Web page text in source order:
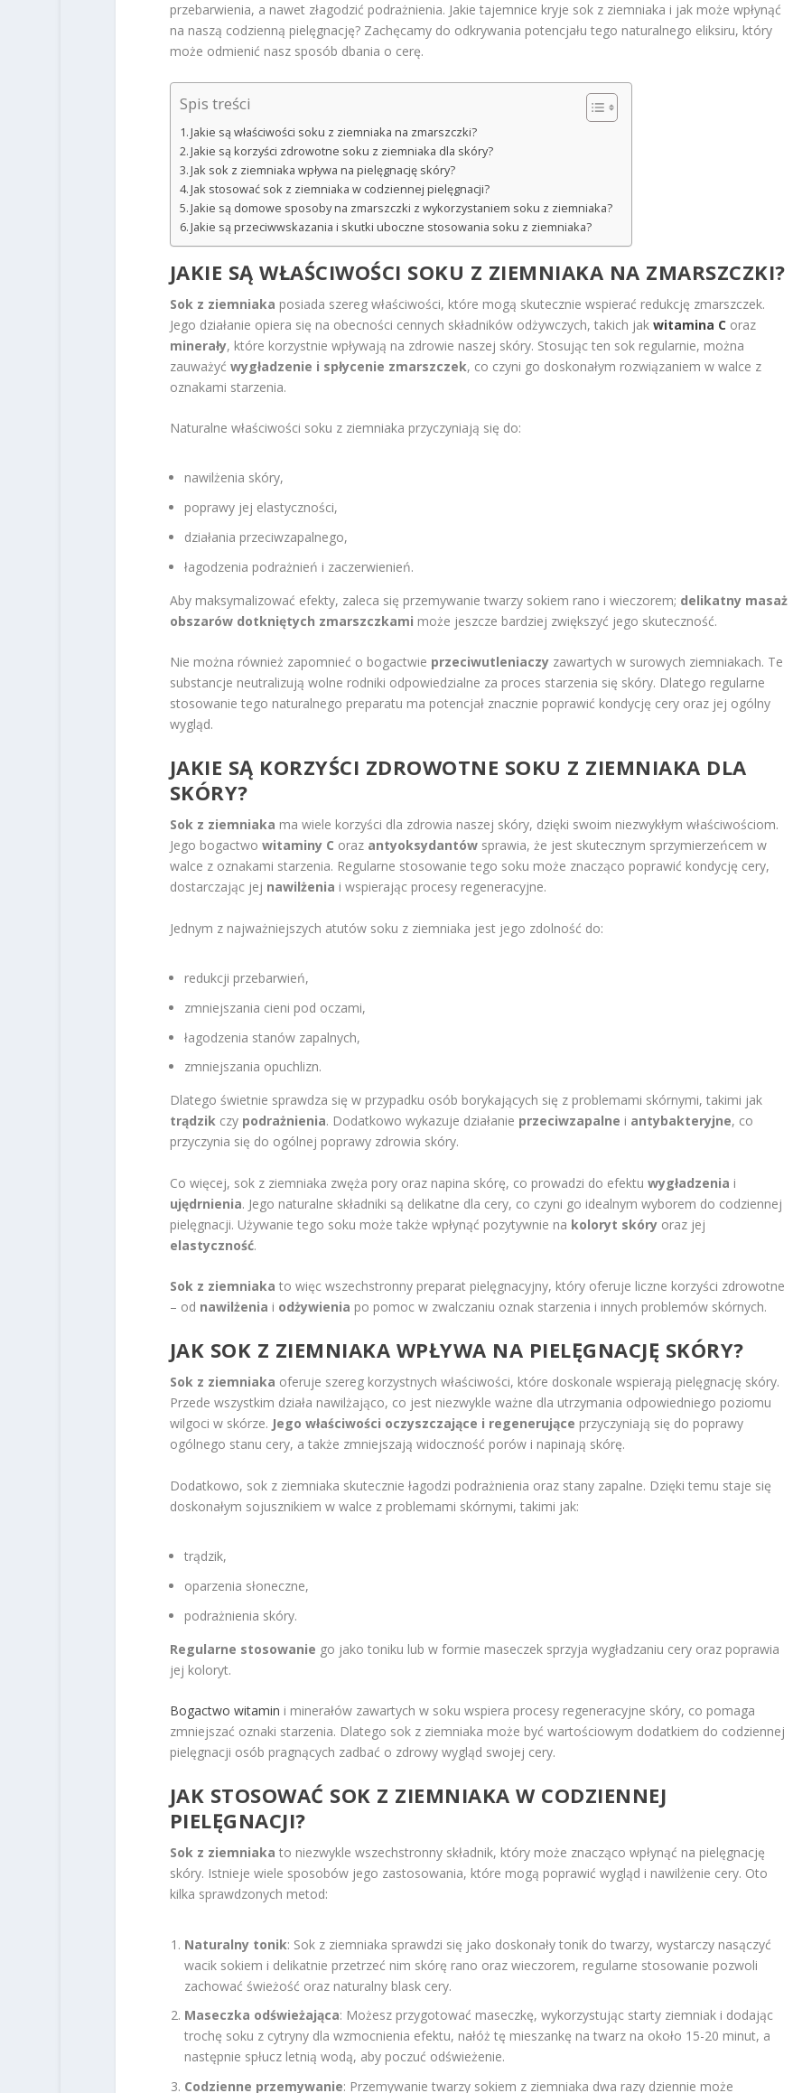
przebarwienia, a nawet złagodzić podrażnienia. Jakie tajemnice kryje sok z ziemniaka i jak może wpłynąć
na naszą codzienną pielęgnację? Zachęcamy do odkrywania potencjału tego naturalnego eliksiru, który
może odmienić nasz sposób dbania o cerę.
Spis treści
Jakie są właściwości soku z ziemniaka na zmarszczki?
Jakie są korzyści zdrowotne soku z ziemniaka dla skóry?
Jak sok z ziemniaka wpływa na pielęgnację skóry?
Jak stosować sok z ziemniaka w codziennej pielęgnacji?
Jakie są domowe sposoby na zmarszczki z wykorzystaniem soku z ziemniaka?
Jakie są przeciwwskazania i skutki uboczne stosowania soku z ziemniaka?
JAKIE SĄ WŁAŚCIWOŚCI SOKU Z ZIEMNIAKA NA ZMARSZCZKI?
Sok z ziemniaka posiada szereg właściwości, które mogą skutecznie wspierać redukcję zmarszczek.
Jego działanie opiera się na obecności cennych składników odżywczych, takich jak witamina C oraz
minerały, które korzystnie wpływają na zdrowie naszej skóry. Stosując ten sok regularnie, można
zauważyć wygładzenie i spłycenie zmarszczek, co czyni go doskonałym rozwiązaniem w walce z
oznakami starzenia.
Naturalne właściwości soku z ziemniaka przyczyniają się do:
nawilżenia skóry,
poprawy jej elastyczności,
działania przeciwzapalnego,
łagodzenia podrażnień i zaczerwienień.
Aby maksymalizować efekty, zaleca się przemywanie twarzy sokiem rano i wieczorem; delikatny masaż
obszarów dotkniętych zmarszczkami może jeszcze bardziej zwiększyć jego skuteczność.
Nie można również zapomnieć o bogactwie przeciwutleniaczyzawartych w surowych ziemniakach. Te
substancje neutralizują wolne rodniki odpowiedzialne za proces starzenia się skóry. Dlatego regularne
stosowanie tego naturalnego preparatu ma potencjał znacznie poprawić kondycję cery oraz jej ogólny
wygląd.
JAKIE SĄ KORZYŚCI ZDROWOTNE SOKU Z ZIEMNIAKA DLA
SKÓRY?
Sok z ziemniaka ma wiele korzyści dla zdrowia naszej skóry, dzięki swoim niezwykłym właściwościom.
Jego bogactwo witaminy C oraz antyoksydantówsprawia, że jest skutecznym sprzymierzeńcem w
walce z oznakami starzenia. Regularne stosowanie tego soku może znacząco poprawić kondycję cery,
dostarczając jej nawilżenia i wspierając procesy regeneracyjne.
Jednym z najważniejszych atutów soku z ziemniaka jest jego zdolność do:
redukcji przebarwień,
zmniejszania cieni pod oczami,
łagodzenia stanów zapalnych,
zmniejszania opuchlizn.
Dlatego świetnie sprawdza się w przypadku osób borykających się z problemami skórnymi, takimi jak
trądzikczy podrażnienia. Dodatkowo wykazuje działanie przeciwzapalne i antybakteryjne, co
przyczynia się do ogólnej poprawy zdrowia skóry.
Co więcej, sok z ziemniaka zwęża pory oraz napina skórę, co prowadzi do efektu wygładzenia i
ujędrnienia. Jego naturalne składniki są delikatne dla cery, co czyni go idealnym wyborem do codziennej
pielęgnacji. Używanie tego soku może także wpłynąć pozytywnie na koloryt skóryoraz jej
elastyczność.
Sok z ziemniaka to więc wszechstronny preparat pielęgnacyjny, który oferuje liczne korzyści zdrowotne
– od nawilżenia i odżywienia po pomoc w zwalczaniu oznak starzenia i innych problemów skórnych.
JAK SOK Z ZIEMNIAKA WPŁYWA NA PIELĘGNACJĘ SKÓRY?
Sok z ziemniaka oferuje szereg korzystnych właściwości, które doskonale wspierają pielęgnację skóry.
Przede wszystkim działa nawilżająco, co jest niezwykle ważne dla utrzymania odpowiedniego poziomu
wilgoci w skórze. Jego właściwości oczyszczające i regenerujące przyczyniają się do poprawy
ogólnego stanu cery, a także zmniejszają widoczność porów i napinają skórę.
Dodatkowo, sok z ziemniaka skutecznie łagodzi podrażnienia oraz stany zapalne. Dzięki temu staje się
doskonałym sojusznikiem w walce z problemami skórnymi, takimi jak:
trądzik,
oparzenia słoneczne,
podrażnienia skóry.
Regularne stosowanie go jako toniku lub w formie maseczek sprzyja wygładzaniu cery oraz poprawia
jej koloryt.
Bogactwo witamin i minerałów zawartych w soku wspiera procesy regeneracyjne skóry, co pomaga
zmniejszać oznaki starzenia. Dlatego sok z ziemniaka może być wartościowym dodatkiem do codziennej
pielęgnacji osób pragnących zadbać o zdrowy wygląd swojej cery.
JAK STOSOWAĆ SOK Z ZIEMNIAKA W CODZIENNEJ
PIELĘGNACJI?
Sok z ziemniaka to niezwykle wszechstronny składnik, który może znacząco wpłynąć na pielęgnację
skóry. Istnieje wiele sposobów jego zastosowania, które mogą poprawić wygląd i nawilżenie cery. Oto
kilka sprawdzonych metod:
Naturalny tonik: Sok z ziemniaka sprawdzi się jako doskonały tonik do twarzy, wystarczy nasączyć
wacik sokiem i delikatnie przetrzeć nim skórę rano oraz wieczorem, regularne stosowanie pozwoli
zachować świeżość oraz naturalny blask cery.
Maseczka odświeżająca: Możesz przygotować maseczkę, wykorzystując starty ziemniak i dodając
trochę soku z cytryny dla wzmocnienia efektu, nałóż tę mieszankę na twarz na około 15-20 minut, a
następnie spłucz letnią wodą, aby poczuć odświeżenie.
Codzienne przemywanie: Przemywanie twarzy sokiem z ziemniaka dwa razy dziennie może